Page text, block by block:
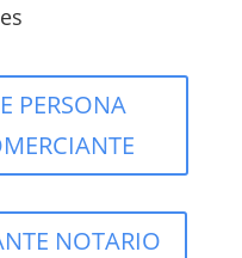
PERSONA
NOTARIO